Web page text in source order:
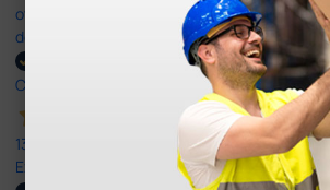
otras plataformas de material médico. Pero
del doble que en cualquier otra empresa
Comprador verificado
13 Jul 2026
Excelente